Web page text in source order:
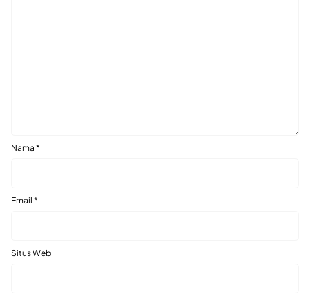
Nama *
Email *
Situs Web